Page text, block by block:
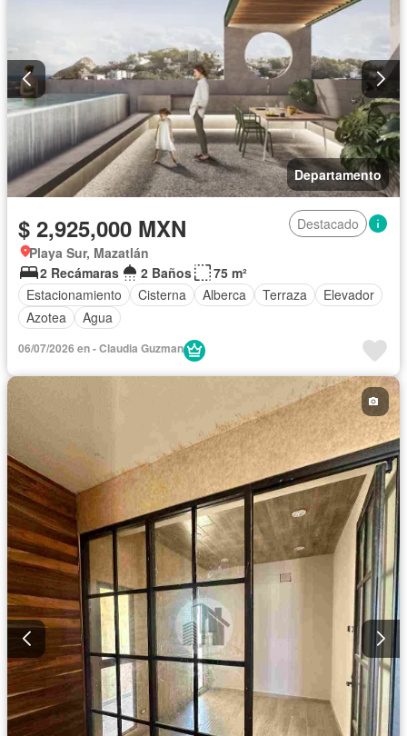
Departamento
$ 2,925,000 MXN
Destacado
Playa Sur, Mazatlán
2 Recámaras
2 Baños
75 m²
Estacionamiento
Cisterna Alberca Terraza
Elevador
Azotea
Agua
06/07/2026 en - Claudia Guzman